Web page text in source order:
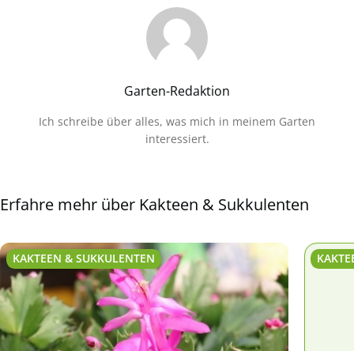
Garten-Redaktion
Ich schreibe über alles, was mich in meinem Garten
interessiert.
Erfahre mehr über Kakteen & Sukkulenten
KAKTEEN & SUKKULENTEN